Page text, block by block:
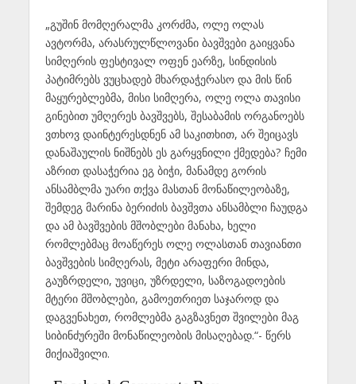
„გუშინ მომღერალმა კორძმა, ოლე ოლას
ავტორმა, არასრულწლოვანი ბავშვები გაიყვანა
სიმღერის ფესტივალ ოფენ ეარზე, სინდისის
პატიმრებს ვუცხადებ მხარდაჭერასო და მის წინ
მაყურებლებმა, მისი სიმღერა, ოლე ოლა თავისი
გინებით უმღერეს ბავშვებს, შესაბამის ორგანოებს
ვთხოვ დაინტერესდნენ ამ საკითხით, არ შეიცავს
დანაშაულის ნიშნებს ეს გარყვნილი ქმედება? ჩემი
აზრით დასაჭერია ეგ ბიჭი, მანამდე გორის
ანსამბლმა უარი თქვა მასთან მონაწილეობაზე,
შემდეგ მარინა ბერიძის ბავშვთა ანსამბლი ჩაუდგა
და ამ ბავშვების მშობლები მანახა, ხელი
რომლებმაც მოაწერეს ოლე ოლასთან თავიანთი
ბავშვების სიმღერას, მეტი არაფერი მინდა,
გაუზრდელი, უვიცი, უზრდელი, საზოგადოების
მტერი მშობლები, გამოეთრიეთ საჯაროდ და
დაგვენახეთ, რომლებმა გაგზავნეთ შვილები მაგ
სიბინძურეში მონაწილეობის მისაღებად.“- წერს
მიქიაშვილი.